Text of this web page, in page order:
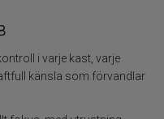
i varje kast, varje
känsla som förvandlar